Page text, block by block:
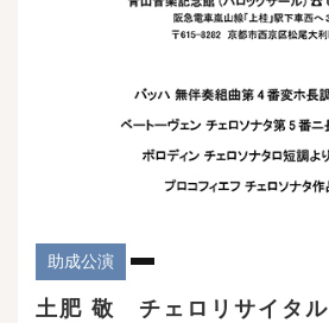
助成公演
土肥 敬 チェロリサイタル